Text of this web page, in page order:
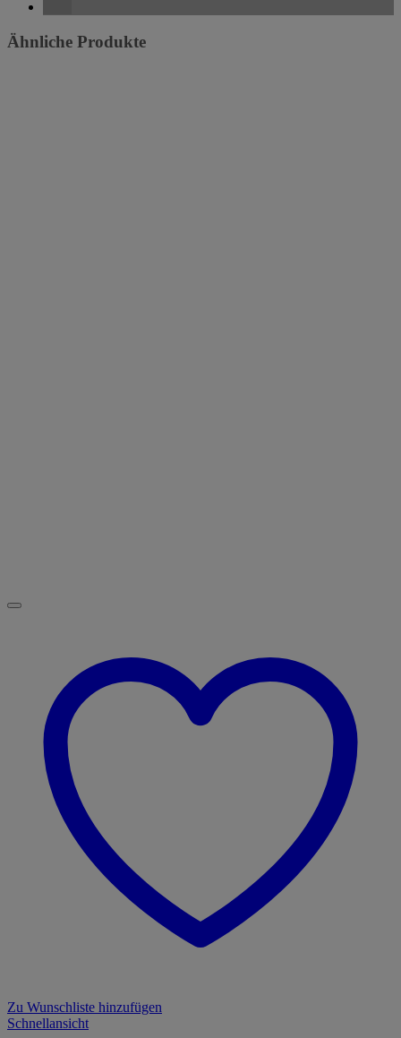
Ähnliche Produkte
Zu Wunschliste hinzufügen
Schnellansicht